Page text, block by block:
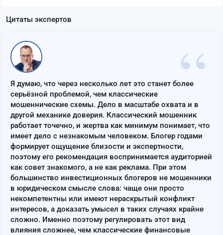
Цитаты экспертов
“
Я думаю, что через несколько лет это станет более
серьёзной проблемой, чем классические
мошеннические схемы. Дело в масштабе охвата и в
другой механике доверия. Классический мошенник
работает точечно, и жертва как минимум понимает, что
имеет дело с незнакомым человеком. Блогер годами
формирует ощущение близости и экспертности,
поэтому его рекомендация воспринимается аудиторией
как совет знакомого, а не как реклама. При этом
большинство инвестиционных блогеров не мошенники
в юридическом смысле слова: чаще они просто
некомпетентны или имеют нераскрытый конфликт
интересов, а доказать умысел в таких случаях крайне
сложно. Именно поэтому регулировать этот вид
влияния сложнее, чем классические финансовые